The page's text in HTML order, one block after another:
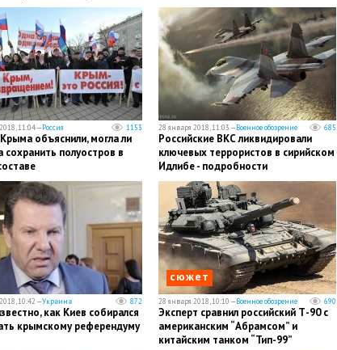
11:04 —Россия 1153
объяснили, могла ли
сохранить полуостров в
28 января 2018, 11:03 —Военное обозрение 685
Российские ВКС ликвидировали
ключевых террористов в сирийском
Идлибе - подробности
10:42 —Украина 872
как Киев собирался
крымскому референдуму
сюжет
28 января 2018, 10:10 —Военное обозрение 690
Эксперт сравнил российский Т-90 с
американским “Абрамсом” и
китайским танком “Тип-99”